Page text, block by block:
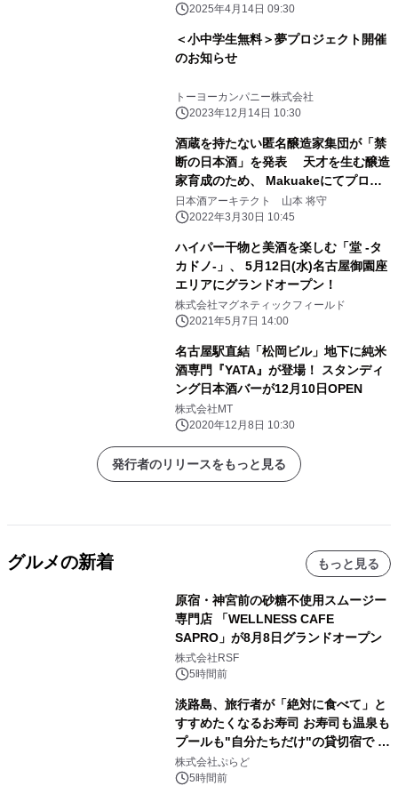
2025年4月14日 09:30
＜小中学生無料＞夢プロジェクト開催
のお知らせ
トーヨーカンパニー株式会社
2023年12月14日 10:30
酒蔵を持たない匿名醸造家集団が「禁
断の日本酒」を発表 天才を生む醸造
家育成のため、 Makuakeにてプロジ
ェクトを開始
日本酒アーキテクト 山本 将守
2022年3月30日 10:45
ハイパー干物と美酒を楽しむ「堂 -タ
カドノ-」、 5月12日(水)名古屋御園座
エリアにグランドオープン！
株式会社マグネティックフィールド
2021年5月7日 14:00
名古屋駅直結「松岡ビル」地下に純米
酒専門『YATA』が登場！ スタンディ
ング日本酒バーが12月10日OPEN
株式会社MT
2020年12月8日 10:30
発行者のリリースをもっと見る
グルメの新着 もっと見る
原宿・神宮前の砂糖不使用スムージー
専門店 「WELLNESS CAFE
SAPRO」が8月8日グランドオープン
株式会社RSF
5時間前
淡路島、旅行者が「絶対に食べて」と
すすめたくなるお寿司 お寿司も温泉も
プールも"自分たちだけ"の貸切宿で 1
日1組限定「岩屋温泉 絵島別庭 海と
森」の握り寿司プラン
株式会社ぷらど
5時間前